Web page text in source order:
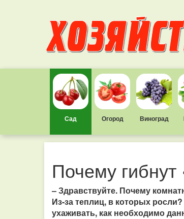
Сад Огород Виноград
Почему гибнут
– Здравствуйте. Почему
Из-за теплиц, в которых
ухаживать, как необходимо